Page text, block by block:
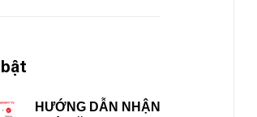
HƯỚNG DẪN NHẬN